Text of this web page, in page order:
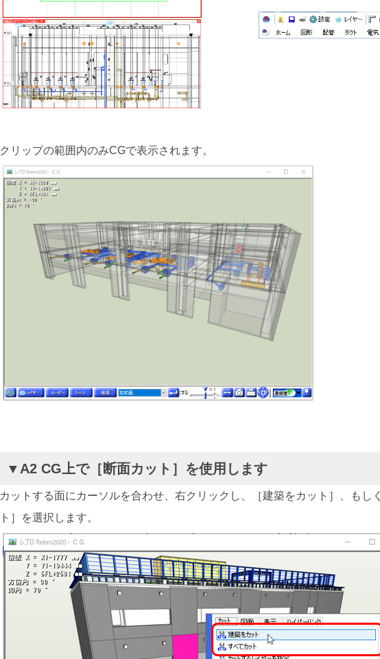
クリップの範囲内のみCGで表示されます。
▼A2 CG上で［断面カット］を使用します
カットする面にカーソルを合わせ、右クリックし、［建築をカット］、もし
ト］を選択します。